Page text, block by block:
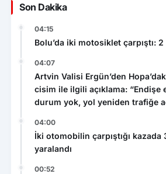
Son Dakika
04:15
Bolu’da iki motosiklet çarpıştı: 2
04:07
Artvin Valisi Ergün’den
cisim ile ilgili açıklama: “Endişe
durum yok, yol yeniden trafiğe
04:00
İki otomobilin çarpıştığı kazada
yaralandı
00:52